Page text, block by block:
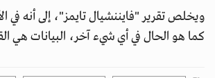
ويخلص تقرير "فايننشيال تايمز"، إلى أنه في
كما هو الحال في أي شيء آخر، البيانات هي